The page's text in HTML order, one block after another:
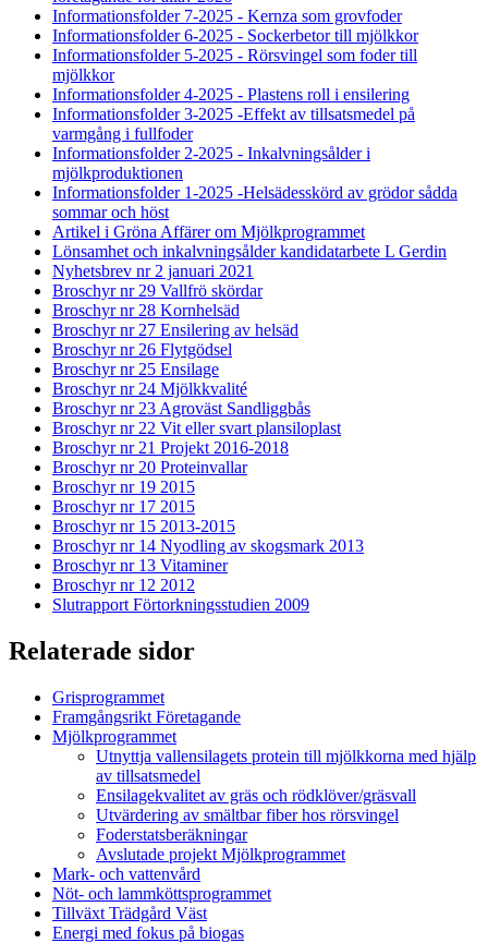
Informationsfolder 7-2025 - Kernza som grovfoder
Informationsfolder 6-2025 - Sockerbetor till mjölkkor
Informationsfolder 5-2025 - Rörsvingel som foder till
mjölkkor
Informationsfolder 4-2025 - Plastens roll i ensilering
Informationsfolder 3-2025 -Effekt av tillsatsmedel på
varmgång i fullfoder
Informationsfolder 2-2025 - Inkalvningsålder i
mjölkproduktionen
Informationsfolder 1-2025 -Helsädesskörd av grödor sådda
sommar och höst
Artikel i Gröna Affärer om Mjölkprogrammet
Lönsamhet och inkalvningsålder kandidatarbete L Gerdin
Nyhetsbrev nr 2 januari 2021
Broschyr nr 29 Vallfrö skördar
Broschyr nr 28 Kornhelsäd
Broschyr nr 27 Ensilering av helsäd
Broschyr nr 26 Flytgödsel
Broschyr nr 25 Ensilage
Broschyr nr 24 Mjölkkvalité
Broschyr nr 23 Agroväst Sandliggbås
Broschyr nr 22 Vit eller svart plansiloplast
Broschyr nr 21 Projekt 2016-2018
Broschyr nr 20 Proteinvallar
Broschyr nr 19 2015
Broschyr nr 17 2015
Broschyr nr 15 2013-2015
Broschyr nr 14 Nyodling av skogsmark 2013
Broschyr nr 13 Vitaminer
Broschyr nr 12 2012
Slutrapport Förtorkningsstudien 2009
Relaterade sidor
Grisprogrammet
Framgångsrikt Företagande
Mjölkprogrammet
Utnyttja vallensilagets protein till mjölkkorna med hjälp
av tillsatsmedel
Ensilagekvalitet av gräs och rödklöver/gräsvall
Utvärdering av smältbar fiber hos rörsvingel
Foderstatsberäkningar
Avslutade projekt Mjölkprogrammet
Mark- och vattenvård
Nöt- och lammköttsprogrammet
Tillväxt Trädgård Väst
Energi med fokus på biogas